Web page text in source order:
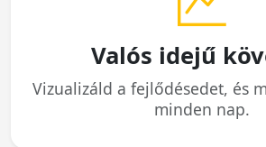
Valós idejű
Vizualizáld a fejlődésedet, és
minden nap.